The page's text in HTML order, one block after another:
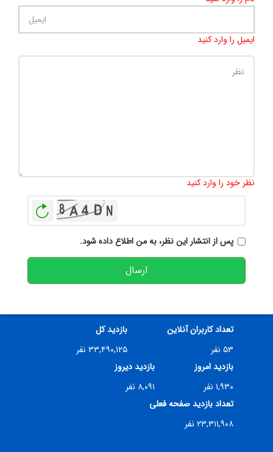
ایمیل را وارد کنید
نظر خود را وارد کنید
پس از انتشار این نظر، به من اطلاع داده شود.
ارسال
تعداد کاربران آنلاین
۵۳ نفر
بازدید کل
۳۳,۴۹۰,۱۲۵ نفر
بازدید امروز
۱,۹۳۰ نفر
بازدید دیروز
۸,۰۹۱ نفر
تعداد بازدید صفحه فعلی
۲۳,۳۱۱,۹۰۸ نفر